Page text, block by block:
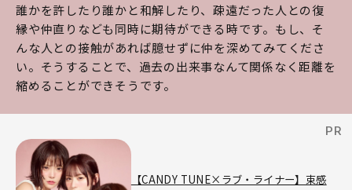
誰かを許したり誰かと和解したり、疎遠だった人との復
縁や仲直りなども同時に期待ができる時です。もし、そ
んな人との接触があれば臆せずに仲を深めてみてくださ
い。そうすることで、過去の出来事なんて関係なく距離を
縮めることができそうです。
【CANDY TUNE×ラブ・ライナー】束感